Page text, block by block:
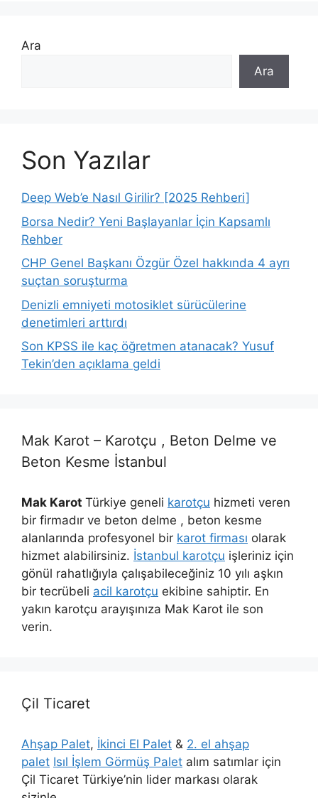
Ara
Ara
Son Yazılar
Deep Web’e Nasıl Girilir? [2025 Rehberi]
Borsa Nedir? Yeni Başlayanlar İçin Kapsamlı
Rehber
CHP Genel Başkanı Özgür Özel hakkında 4 ayrı
suçtan soruşturma
Denizli emniyeti motosiklet sürücülerine
denetimleri arttırdı
Son KPSS ile kaç öğretmen atanacak? Yusuf
Tekin’den açıklama geldi
Mak Karot – Karotçu , Beton Delme ve
Beton Kesme İstanbul
Mak Karot Türkiye geneli karotçu hizmeti veren
bir firmadır ve beton delme , beton kesme
alanlarında profesyonel bir karot firması olarak
hizmet alabilirsiniz. İstanbul karotçu işleriniz için
gönül rahatlığıyla çalışabileceğiniz 10 yılı aşkın
bir tecrübeli acil karotçu ekibine sahiptir. En
yakın karotçu arayışınıza Mak Karot ile son
verin.
Çil Ticaret
Ahşap Palet, İkinci El Palet & 2. el ahşap
palet Isıl İşlem Görmüş Palet alım satımlar için
Çil Ticaret Türkiye’nin lider markası olarak